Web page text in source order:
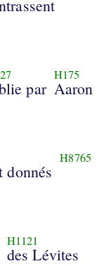
par
H175
Aaron
donnés
H8765
H1121
des Lévites